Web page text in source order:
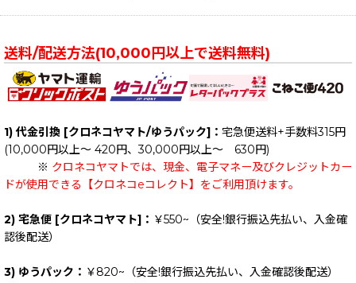
送料/配送方法(10,000円以上で送料無料)
1) 代金引換 [クロネコヤマト/ゆうパック]： 宅急便送料+手数料315円
(10,000円以上～ 420円、30,000円以上～ 630円)
※ クロネコヤマトでは、現金、電子マネー及びクレジットカー
ドが使用できる【クロネコeコレクト】をご利用頂けます。
2) 宅急便 [クロネコヤマト]： ￥550~（安全!銀行振込先払い、入金確
認後配送）
3) ゆうパック： ￥820~（安全!銀行振込先払い、入金確認後配送）